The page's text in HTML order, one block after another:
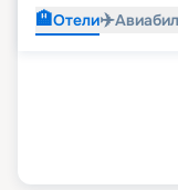
🏨Отели✈️